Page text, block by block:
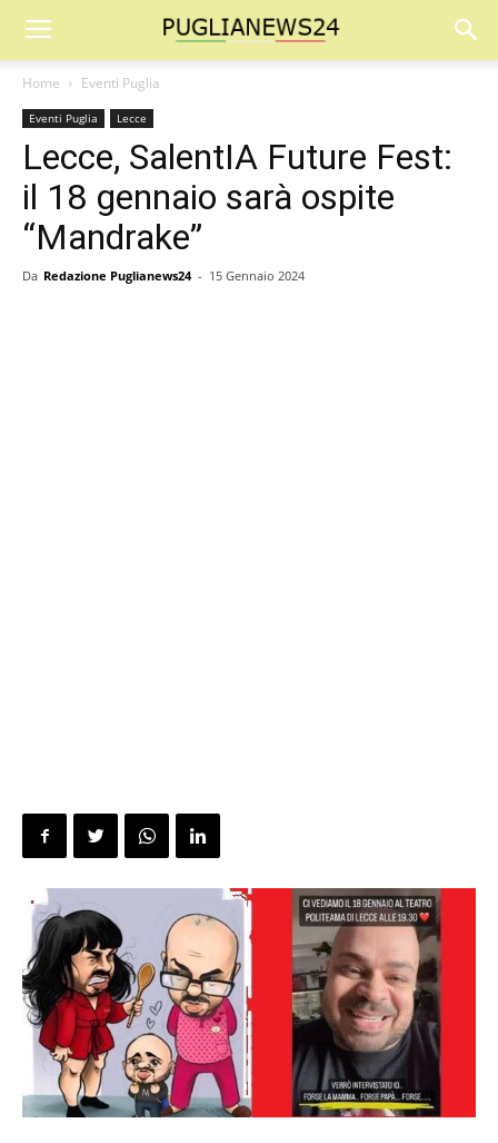
Home Eventi Puglia
Eventi Puglia Lecce
Lecce, SalentIA Future Fest:
il 18 gennaio sarà ospite
“Mandrake”
Da Redazione Puglianews24 - 15 Gennaio 2024